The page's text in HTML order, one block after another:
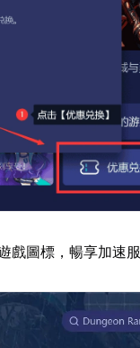
戲圖標，暢享加速